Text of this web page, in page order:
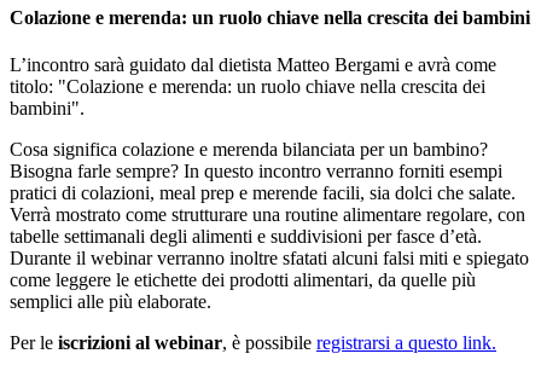
Colazione e merenda: un ruolo chiave nella crescita dei bambini
L’incontro sarà guidato dal dietista Matteo Bergami e avrà come
titolo: "Colazione e merenda: un ruolo chiave nella crescita dei
bambini".
Cosa significa colazione e merenda bilanciata per un bambino?
Bisogna farle sempre? In questo incontro verranno forniti esempi
pratici di colazioni, meal prep e merende facili, sia dolci che salate.
Verrà mostrato come strutturare una routine alimentare regolare, con
tabelle settimanali degli alimenti e suddivisioni per fasce d’età.
Durante il webinar verranno inoltre sfatati alcuni falsi miti e spiegato
come leggere le etichette dei prodotti alimentari, da quelle più
semplici alle più elaborate.
Per le iscrizioni al webinar, è possibile registrarsi a questo link.